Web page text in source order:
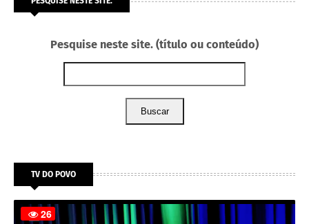
Pesquise neste site. (título ou conteúdo)
Buscar
TV DO POVO